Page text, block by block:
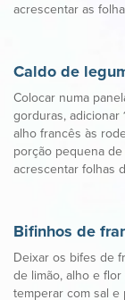
acrescentar as
Caldo de
Colocar numa
gorduras, adicionar
alho francês às
porção pequena
acrescentar folhas
Bifinhos de
Deixar os bifes de
de limão, alho e
temperar com sal e